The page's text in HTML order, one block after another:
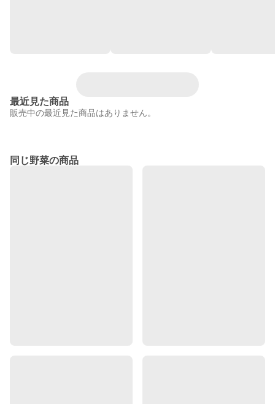
最近見た商品
販売中の最近見た商品はありません。
同じ野菜の商品